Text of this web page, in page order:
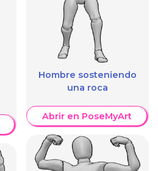
Hombre sosteniendo
una roca
Abrir en PoseMyArt